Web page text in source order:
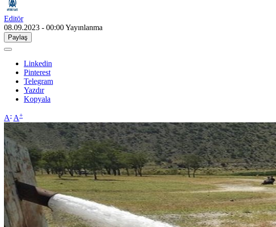
Editör
08.09.2023 - 00:00Yayınlanma
Paylaş
Linkedin
Pinterest
Telegram
Yazdır
Kopyala
A- A+